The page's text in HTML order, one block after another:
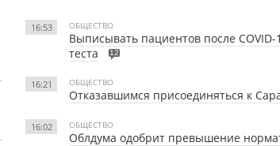
16:53 ОБЩЕСТВО
Выписывать пациентов после COVID-
теста
12
16:21 ОБЩЕСТВО
Отказавшимся присоединяться к
16:02 ОБЩЕСТВО
Облдума одобрит превышение